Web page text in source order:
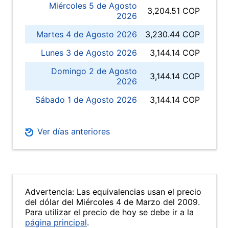
Miércoles 5 de Agosto
2026
3,204.51 COP
Martes 4 de Agosto 2026
3,230.44 COP
Lunes 3 de Agosto 2026
3,144.14 COP
Domingo 2 de Agosto
2026
3,144.14 COP
Sábado 1 de Agosto 2026 3,144.14 COP
Ver días anteriores
Advertencia: Las equivalencias usan el precio
del dólar del Miércoles 4 de Marzo del 2009.
Para utilizar el precio de hoy se debe ir a la
página principal.